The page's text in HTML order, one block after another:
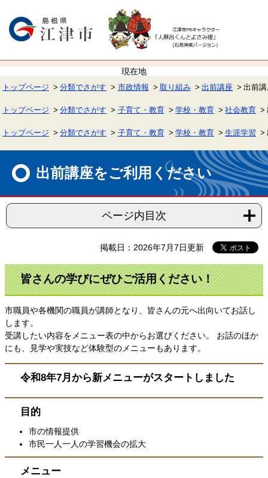
で
ば
本
へ
トップページ 分類でさがす 市政情報 取り組み 出前講座 出前
トップページ 分類でさがす 子育て・教育 学校・教育 社会教育
トップページ 分類でさがす 子育て・教育 学校・教育 生涯学習
出前講座をご利用ください
ページ内目次
掲載日：2026年7月7日更新
皆さんの学びにぜひご活用ください！
市職員や各機関の職員が講師となり、皆さんの元へ出向いてお話し
します。
受講したい内容をメニュー表の中からお選びください。 お話のほか
にも、見学や実技など体験型のメニューもあります。
令和8年7月から新メニューがスタートしました
目的
市の情報提供
市民一人一人の学習機会の拡大
メニュー